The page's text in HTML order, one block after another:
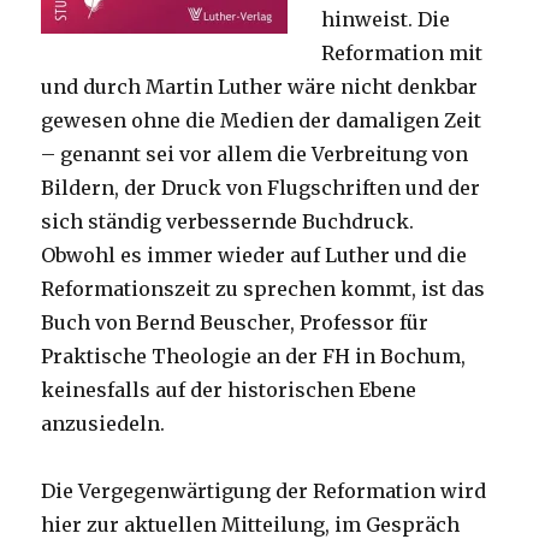
hinweist. Die
Reformation mit
und durch Martin Luther wäre nicht denkbar
gewesen ohne die Medien der damaligen Zeit
– genannt sei vor allem die Verbreitung von
Bildern, der Druck von Flugschriften und der
sich ständig verbessernde Buchdruck.
Obwohl es immer wieder auf Luther und die
Reformationszeit zu sprechen kommt, ist das
Buch von Bernd Beuscher, Professor für
Praktische Theologie an der FH in Bochum,
keinesfalls auf der historischen Ebene
anzusiedeln.
Die Vergegenwärtigung der Reformation wird
hier zur aktuellen Mitteilung, im Gespräch